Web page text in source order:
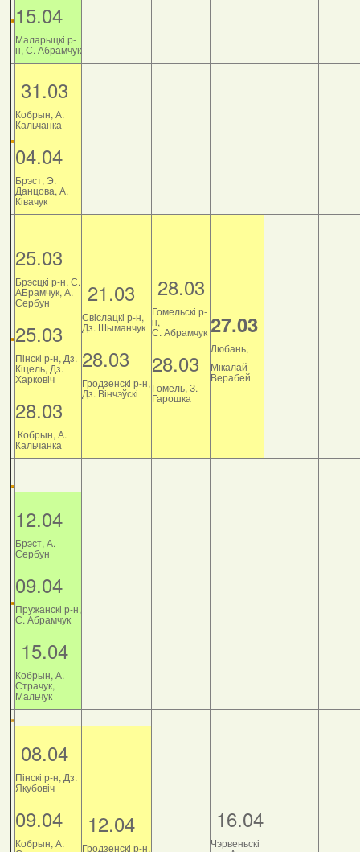
15.04
Маларыцкі р-
н, С. Абрамчук
31.03
Кобрын, А.
Кальчанка
04.04
Брэст, Э.
Данцова, А.
Ківачук
25.03
Брэсцкі р-н, С.
АБрамчук, А.
Сербун
25.03
Пінскі р-н, Дз.
Кіцель, Дз.
Харковіч
28.03
Кобрын, А.
Кальчанка
21.03
Свіслацкі р-н,
Дз. Шыманчук
28.03
Гродзенскі р-н,
Дз. Вінчэўскі
28.03
Гомельскі р-
н,
С. Абрамчук
28.03
Гомель, З.
Гарошка
27.03
Любань,
Мікалай
Верабей
12.04
Брэст, А.
Сербун
09.04
Пружанскі р-н,
С. Абрамчук
15.04
Кобрын, А.
Страчук,
Мальчук
08.04
Пінскі р-н, Дз.
Якубовіч
09.04
Кобрын, А.
12.04
Гродзенскі р-н,
16.04
Чэрвеньскі